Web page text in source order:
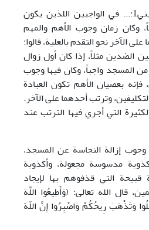
قال السيد مصطفى الخميني1:... في الواجبين اللذين يكون
وكان زمان وجوب الأهم والمهم
الآخر نحو التقدم بالعلية، قالوا:
الضدين مثلاً، إذا كان أول زوال
من المسجد واجباً، وكان فيها وجوب
فإنه بعصيان الأهم تكون العبادة
وترتب أحدهما على الآخر.
التي أجري فيها الترتب عند
إزالة النجاسة عن المسجد،
مدسوسة مجعولة، وأكذوبة
التي قذفوهم بها لإيجاد
قال الله تعالی: (وَأَطِيعُوا اللَّهَ
وَتَذْهَبَ رِيحُكُمْ وَاصْبِرُوا إِنَّ اللّهََ